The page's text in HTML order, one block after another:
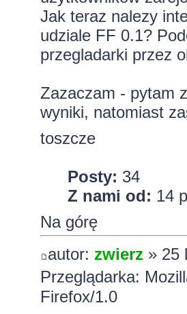
Jak teraz nalezy
udziale FF 0.1?
przegladarki przez
Zazaczam - pytam
wyniki, natomiast
toszcze
Posty: 34
Z nami od: 14
Na górę
autor: zwierz» 25
Przeglądarka:
Firefox/1.0